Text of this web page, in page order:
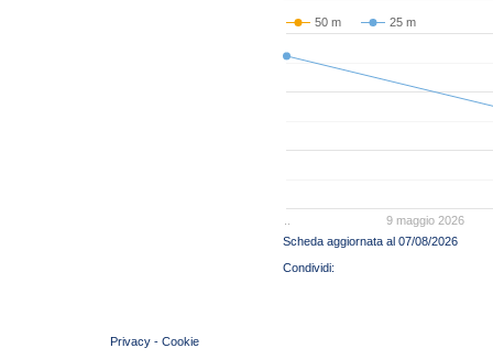
50 m 25 m
9 maggio 2026
Scheda aggiornata al 07/08/2026
Privacy - Cookie